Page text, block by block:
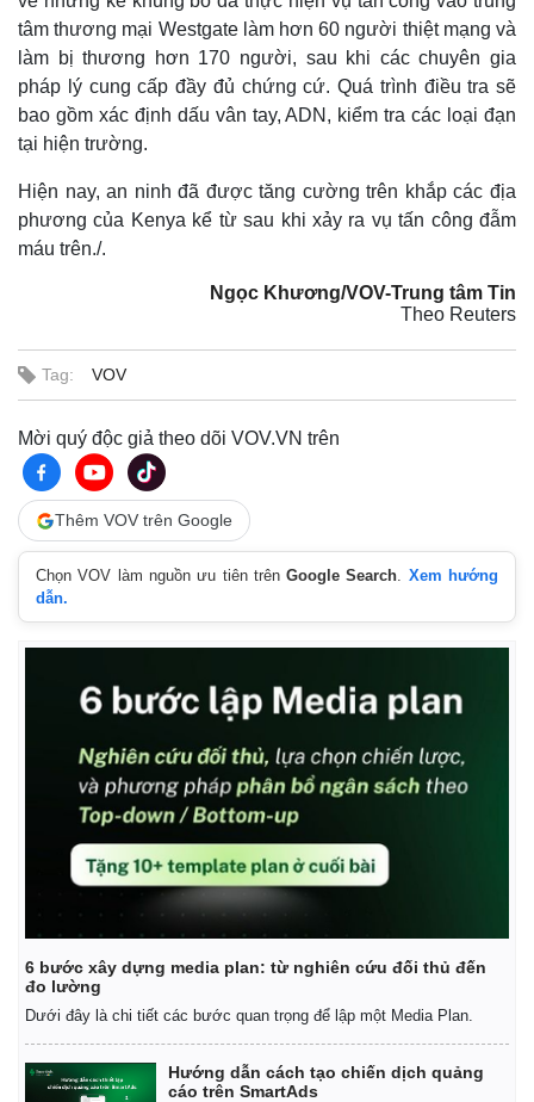
Thế giới
Quan sát
Cuộc sống đó đây
Hồ sơ
Ảnh
E-Magazine
tâm thương mại Westgate làm hơn 60 người thiệt mạng và
làm bị thương hơn 170 người, sau khi các chuyên gia
pháp lý cung cấp đầy đủ chứng cứ. Quá trình điều tra sẽ
bao gồm xác định dấu vân tay, ADN, kiểm tra các loại đạn
tại hiện trường.
Hiện nay, an ninh đã được tăng cường trên khắp các địa
phương của Kenya kể từ sau khi xảy ra vụ tấn công đẫm
máu trên./.
Ngọc Khương/VOV-Trung tâm Tin
Theo Reuters
Tag: VOV
Mời quý độc giả theo dõi VOV.VN trên
Thêm VOV trên Google
Chọn VOV làm nguồn ưu tiên trênGoogle Search. Xem hướng
dẫn.
6 bước xây dựng media plan: từ nghiên cứu đối thủ đến
đo lường
Dưới đây là chi tiết các bước quan trọng để lập một Media Plan.
Hướng dẫn cách tạo chiến dịch quảng
cáo trên SmartAds